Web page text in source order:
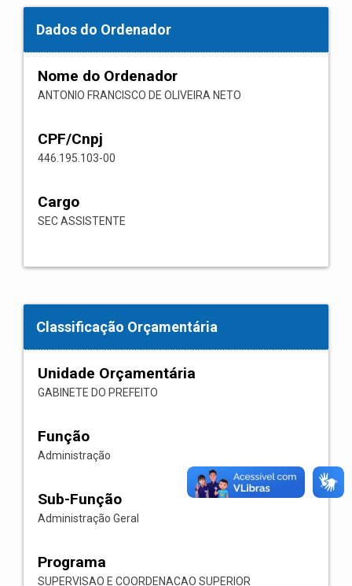
Dados do Ordenador
Nome do Ordenador
ANTONIO FRANCISCO DE OLIVEIRA NETO
CPF/Cnpj
446.195.103-00
Cargo
SEC ASSISTENTE
Classificação Orçamentária
Unidade Orçamentária
GABINETE DO PREFEITO
Função
Administração
Sub-Função
Administração Geral
Programa
SUPERVISAO E COORDENACAO SUPERIOR